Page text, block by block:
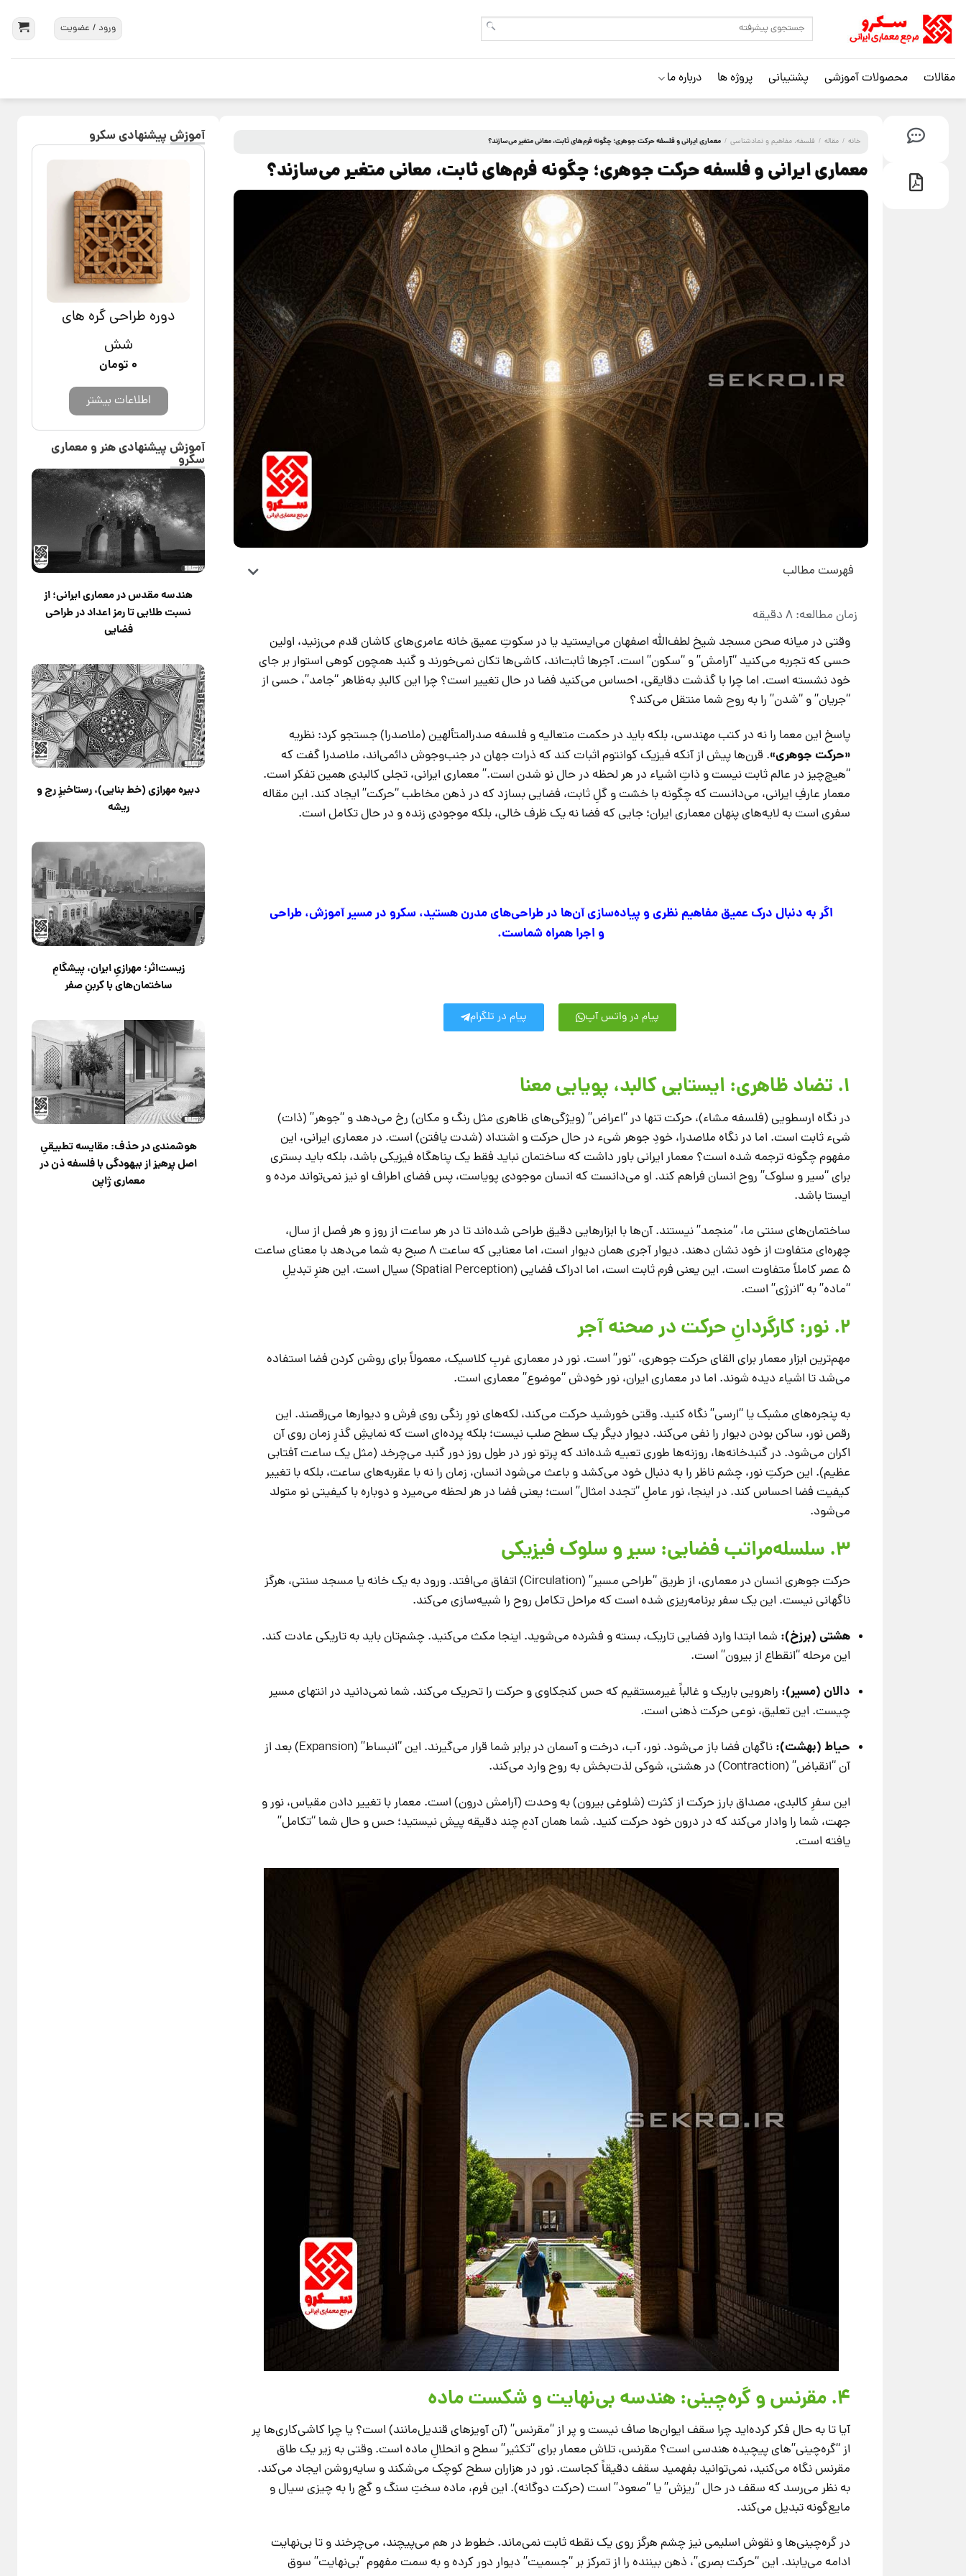
ورود / عضویت
مقالات محصولات آموزشی پشتیبانی پروژه ها درباره ما
خانه / مقاله / فلسفه، مفاهیم و نمادشناسی / معماری ایرانی و فلسفه حرکت جوهری؛ چگونه فرم‌های ثابت، معانی متغیر می‌سازند؟
معماری ایرانی و فلسفه حرکت جوهری؛ چگونه فرم‌های ثابت، معانی متغیر می‌سازند؟
فهرست مطالب
وقتی در میانه صحن مسجد شیخ لطف‌الله اصفهان می‌ایستید یا در سکوتِ عمیق خانه عامری‌های کاشان قدم می‌زنید، اولین
حسی که تجربه می‌کنید “آرامش” و “سکون” است. آجرها ثابت‌اند، کاشی‌ها تکان نمی‌خورند و گنبد همچون کوهی استوار بر جای
خود نشسته است. اما چرا با گذشت دقایقی، احساس می‌کنید فضا در حال تغییر است؟ چرا این کالبدِ به‌ظاهر “جامد”، حسی از
“جریان” و “شدن” را به روح شما منتقل می‌کند؟
پاسخ این معما را نه در کتب مهندسی، بلکه باید در حکمت متعالیه و فلسفه صدرالمتألهین (ملاصدرا) جستجو کرد: نظریه
«حرکت جوهری». قرن‌ها پیش از آنکه فیزیک کوانتوم اثبات کند که ذرات جهان در جنب‌وجوش دائمی‌اند، ملاصدرا گفت که
“هیچ‌چیز در عالم ثابت نیست و ذاتِ اشیاء در هر لحظه در حال نو شدن است.” معماری ایرانی، تجلی کالبدی همین تفکر است.
معمار عارفِ ایرانی، می‌دانست که چگونه با خشت و گلِ ثابت، فضایی بسازد که در ذهن مخاطب “حرکت” ایجاد کند. این مقاله
سفری است به لایه‌های پنهان معماری ایران؛ جایی که فضا نه یک ظرف خالی، بلکه موجودی زنده و در حال تکامل است.
اگر به دنبال درک عمیق مفاهیم نظری و پیاده‌سازی آن‌ها در طراحی‌های مدرن هستید، سکرو در مسیر آموزش، طراحی
و اجرا همراه شماست.
پیام در واتس آپ پیام در تلگرام
۱. تضاد ظاهری: ایستایی کالبد، پویایی معنا
در نگاه ارسطویی (فلسفه مشاء)، حرکت تنها در “اعراض” (ویژگی‌های ظاهری مثل رنگ و مکان) رخ می‌دهد و “جوهر” (ذات)
شیء ثابت است. اما در نگاه ملاصدرا، خودِ جوهر شیء در حال حرکت و اشتداد (شدت یافتن) است. در معماری ایرانی، این
مفهوم چگونه ترجمه شده است؟ معمار ایرانی باور داشت که ساختمان نباید فقط یک پناهگاه فیزیکی باشد، بلکه باید بستری
برای “سیر و سلوک” روح انسان فراهم کند. او می‌دانست که انسان موجودی پویاست، پس فضای اطراف او نیز نمی‌تواند مرده و
ایستا باشد.
ساختمان‌های سنتی ما، “منجمد” نیستند. آن‌ها با ابزارهایی دقیق طراحی شده‌اند تا در هر ساعت از روز و هر فصل از سال،
چهره‌ای متفاوت از خود نشان دهند. دیوار آجری همان دیوار است، اما معنایی که ساعت ۸ صبح به شما می‌دهد با معنای ساعت
۵ عصر کاملاً متفاوت است. این یعنی فرم ثابت است، اما ادراک فضایی (Spatial Perception) سیال است. این هنرِ تبدیلِ
“ماده” به “انرژی” است.
۲. نور: کارگردانِ حرکت در صحنه آجر
مهم‌ترین ابزار معمار برای القای حرکت جوهری، “نور” است. نور در معماری غربِ کلاسیک، معمولاً برای روشن کردن فضا استفاده
می‌شد تا اشیاء دیده شوند. اما در معماری ایران، نور خودش “موضوع” معماری است.
به پنجره‌های مشبک یا “ارسی” نگاه کنید. وقتی خورشید حرکت می‌کند، لکه‌های نورِ رنگی روی فرش و دیوارها می‌رقصند. این
رقص نور، ساکن بودن دیوار را نفی می‌کند. دیوار دیگر یک سطح صلب نیست؛ بلکه پرده‌ای است که نمایشِ گذرِ زمان روی آن
اکران می‌شود. در گنبدخانه‌ها، روزنه‌ها طوری تعبیه شده‌اند که پرتو نور در طول روز دور گنبد می‌چرخد (مثل یک ساعت آفتابی
عظیم). این حرکتِ نور، چشم ناظر را به دنبال خود می‌کشد و باعث می‌شود انسان، زمان را نه با عقربه‌های ساعت، بلکه با تغییر
کیفیت فضا احساس کند. در اینجا، نور عاملِ “تجدد امثال” است؛ یعنی فضا در هر لحظه می‌میرد و دوباره با کیفیتی نو متولد
می‌شود.
۳. سلسله‌مراتب فضایی: سیر و سلوک فیزیکی
حرکت جوهری انسان در معماری، از طریق “طراحی مسیر” (Circulation) اتفاق می‌افتد. ورود به یک خانه یا مسجد سنتی، هرگز
ناگهانی نیست. این یک سفر برنامه‌ریزی شده است که مراحل تکامل روح را شبیه‌سازی می‌کند.
هشتی (برزخ): شما ابتدا وارد فضایی تاریک، بسته و فشرده می‌شوید. اینجا مکث می‌کنید. چشم‌تان باید به تاریکی عادت کند.
این مرحله “انقطاع از بیرون” است.
دالان (مسیر): راهرویی باریک و غالباً غیرمستقیم که حس کنجکاوی و حرکت را تحریک می‌کند. شما نمی‌دانید در انتهای مسیر
چیست. این تعلیق، نوعی حرکت ذهنی است.
حیاط (بهشت):
ناگهان فضا باز می‌شود. نور، آب، درخت و آسمان در برابر شما قرار می‌گیرند. این “انبساط” (Expansion) بعد از
آن “انقباض” (Contraction) در هشتی، شوکی لذت‌بخش به روح وارد می‌کند.
این سفرِ کالبدی، مصداق بارز حرکت از کثرت (شلوغی بیرون) به وحدت (آرامش درون) است. معمار با تغییر دادن مقیاس، نور و
جهت، شما را وادار می‌کند که در درون خود حرکت کنید. شما همان آدمِ چند دقیقه پیش نیستید؛ حس و حال شما “تکامل”
یافته است.
۴. مقرنس و گره‌چینی: هندسه بی‌نهایت و شکست ماده
آیا تا به حال فکر کرده‌اید چرا سقف ایوان‌ها صاف نیست و پر از “مقرنس” (آن آویزهای قندیل‌مانند) است؟ یا چرا کاشی‌کاری‌ها پر
از “گره‌چینی”های پیچیده هندسی است؟ مقرنس، تلاش معمار برای “تکثیر” سطح و انحلالِ ماده است. وقتی به زیر یک طاق
مقرنس نگاه می‌کنید، نمی‌توانید بفهمید سقف دقیقاً کجاست. نور در هزاران سطح کوچک می‌شکند و سایه‌روشن ایجاد می‌کند.
به نظر می‌رسد که سقف در حال “ریزش” یا “صعود” است (حرکت دوگانه). این فرم، ماده سختِ سنگ و گچ را به چیزی سیال و
مایع‌گونه تبدیل می‌کند.
در گره‌چینی‌ها و نقوش اسلیمی نیز چشم هرگز روی یک نقطه ثابت نمی‌ماند. خطوط در هم می‌پیچند، می‌چرخند و تا بی‌نهایت
ادامه می‌یابند. این “حرکت بصری”، ذهن بیننده را از تمرکز بر “جسمیت” دیوار دور کرده و به سمت مفهوم “بی‌نهایت” سوق
آموزش پیشنهادی سکرو
دوره طراحی گره های
شش
۰ تومان
اطلاعات بیشتر
آموزش پیشنهادی هنر و معماری
سکرو
هندسه مقدس در معماری ایرانی؛ از
نسبت طلایی تا رمز اعداد در طراحی
فضایی
دبیره مهرازی (خط بنایی)، رستاخیزِ رج و
ریشه
زیست‌اثر؛ مهرازیِ ایران، پیشگامِ
ساختمان‌های با کربنِ صفر
هوشمندی در حذف: مقایسه تطبیقیِ
اصل پرهیز از بیهودگی با فلسفه ذن در
معماری ژاپن